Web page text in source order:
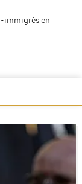
immigrés en